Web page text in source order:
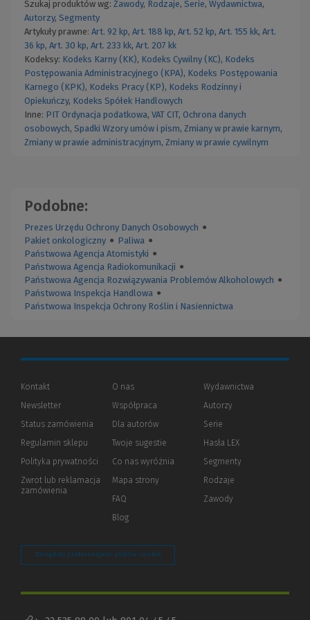
Szukaj produktów wg: Zawody, Rodzaje, Serie, Wydawnictwa,
Autorzy, Segmenty
Artykuły prawne: Art. 92 kp, Art. 188 kp, Art. 52 kp, Art. 155 kk, Art.
36 kp, Art. 30 kp, Art. 233 kk, Art. 207 kk
Kodeksy: Kodeks Karny (KK), Kodeks Cywilny (KC), Kodeks
Postępowania Administracyjnego (KPA), Kodeks Postępowania
Karnego (KPK), Kodeks Pracy (KP), Kodeks Rodzinny i
Opiekuńczy, Kodeks Spółek Handlowych
Inne: PIT Ordynacja podatkowa, VAT CIT, Ochrona danych
osobowych, Spadki Wzory umów i pism, Zmiany w prawie karnym,
Zmiany w prawie administracyjnym, Zmiany w prawie cywilnym
Podobne:
Prezes Urzędu Ochrony Danych Osobowych ●
Pakiet onkologiczny ● Paliwa ●
Państwowa Agencja Atomistyki ●
Państwowa Agencja Radiokomunikacji ●
Państwowa Agencja Rozwiązywania Problemów Alkoholowych ●
Państwowa Inspekcja Handlowa ●
Państwowa Inspekcja Ochrony Roślin i Nasiennictwa
Kontakt
Newsletter
Status zamówienia
Regulamin sklepu
Polityka prywatności (Nowe
(Link
innej
Zwrot lub reklamacja
zamówienia
O nas
Współpraca
Dla autorów(Nowe
(Link
innej
Twoje sugestie
Co nas wyróżnia
Mapa strony
FAQ
Blog
Wydawnictwa
Autorzy
Serie
Hasła LEX
Segmenty
Rodzaje
Zawody
Zarządzaj preferencjami plików cookie